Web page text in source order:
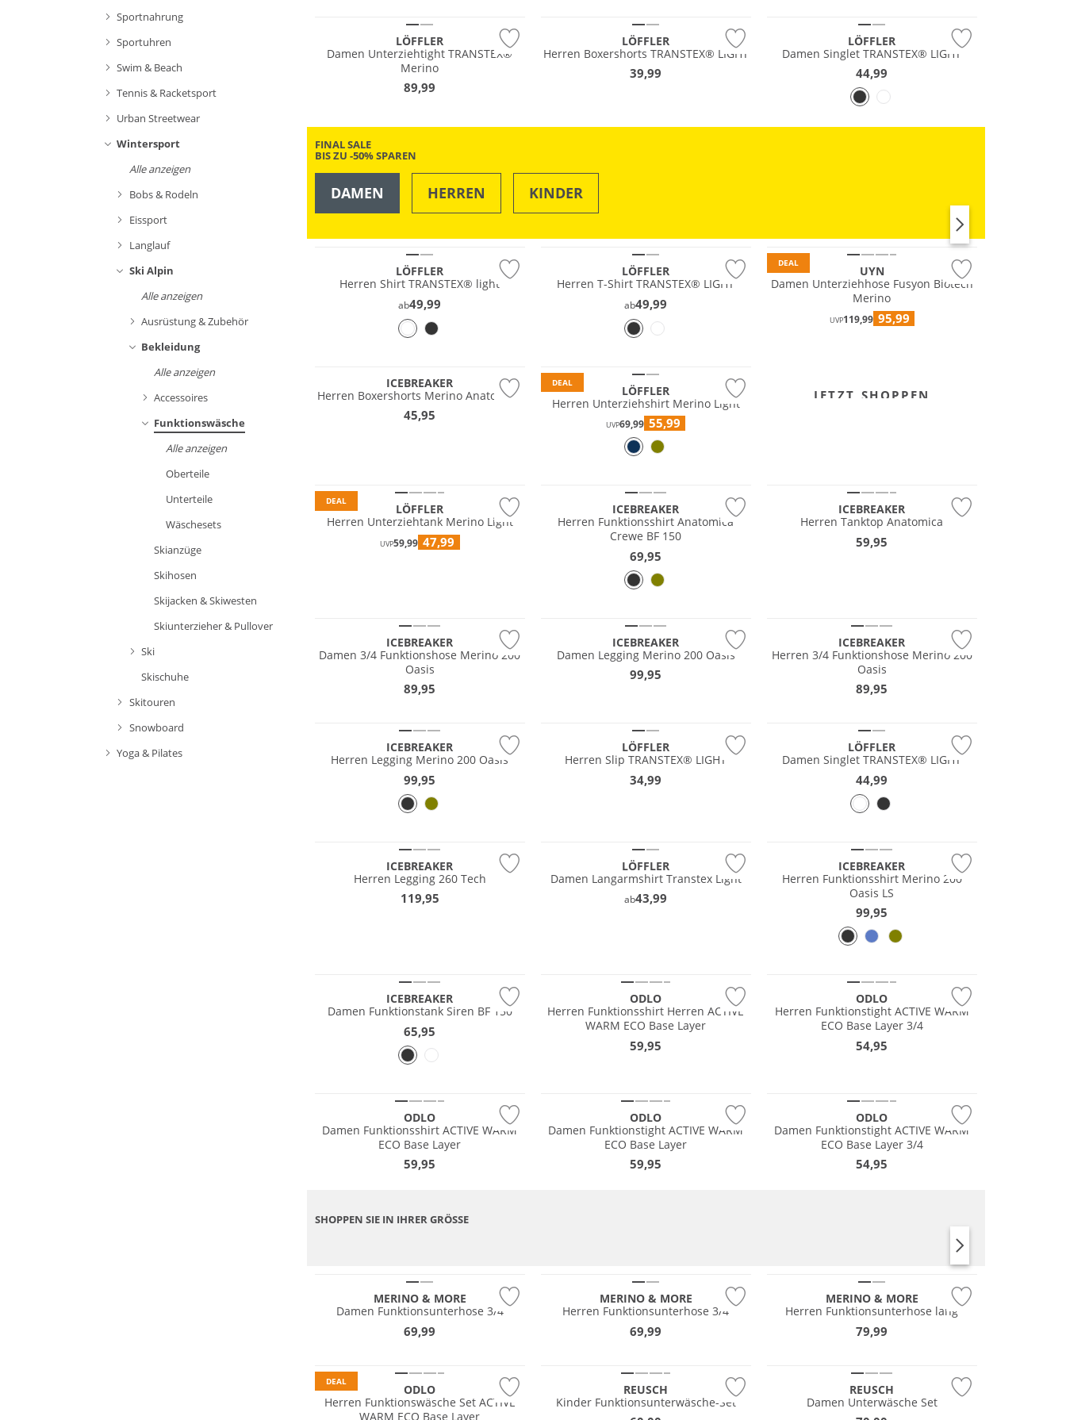
Sportnahrung
Sportuhren
Swim & Beach
Tennis & Racketsport
Urban Streetwear
Wintersport
Alle anzeigen
Bobs & Rodeln
Eissport
Langlauf
Ski Alpin
Alle anzeigen
Ausrüstung & Zubehör
Bekleidung
Alle anzeigen
Accessoires
Funktionswäsche
Alle anzeigen
Oberteile
Unterteile
Wäschesets
Skianzüge
Skihosen
Skijacken & Skiwesten
Skiunterzieher & Pullover
Ski
Skischuhe
Skitouren
Snowboard
Yoga & Pilates
LÖFFLER
Damen Unterziehtight TRANSTEX®
Merino
89,99
LÖFFLER
Herren Boxershorts TRANSTEX® LIGHT
39,99
LÖFFLER
Damen Singlet TRANSTEX® LIGHT
44,99
FINAL SALE
BIS ZU -50% SPAREN
DAMEN HERREN KINDER
LÖFFLER
Herren Shirt TRANSTEX® light
ab49,99
LÖFFLER
Herren T-Shirt TRANSTEX® LIGHT
ab49,99
DEAL
UYN
Damen Unterziehhose Fusyon Biotech
Merino
UVP119,99 95,99
ICEBREAKER
Herren Boxershorts Merino Anatomica
45,95
DEAL
LÖFFLER
Herren Unterziehshirt Merino Light
UVP69,99 55,99
JETZT SHOPPEN
DEAL
LÖFFLER
Herren Unterziehtank Merino Light
UVP59,99 47,99
ICEBREAKER
Herren Funktionsshirt Anatomica
Crewe BF 150
69,95
ICEBREAKER
Herren Tanktop Anatomica
59,95
ICEBREAKER
Damen 3/4 Funktionshose Merino 200
Oasis
89,95
ICEBREAKER
Damen Legging Merino 200 Oasis
99,95
ICEBREAKER
Herren 3/4 Funktionshose Merino 200
Oasis
89,95
ICEBREAKER
Herren Legging Merino 200 Oasis
99,95
LÖFFLER
Herren Slip TRANSTEX® LIGHT
34,99
LÖFFLER
Damen Singlet TRANSTEX® LIGHT
44,99
ICEBREAKER
Herren Legging 260 Tech
119,95
LÖFFLER
Damen Langarmshirt Transtex Light
ab43,99
ICEBREAKER
Herren Funktionsshirt Merino 200
Oasis LS
99,95
ICEBREAKER
Damen Funktionstank Siren BF 150
65,95
ODLO
Herren Funktionsshirt Herren ACTIVE
WARM ECO Base Layer
59,95
ODLO
Herren Funktionstight ACTIVE WARM
ECO Base Layer 3/4
54,95
ODLO
Damen Funktionsshirt ACTIVE WARM
ECO Base Layer
59,95
ODLO
Damen Funktionstight ACTIVE WARM
ECO Base Layer
59,95
ODLO
Damen Funktionstight ACTIVE WARM
ECO Base Layer 3/4
54,95
SHOPPEN SIE IN IHRER GRÖSSE
MERINO & MORE
Damen Funktionsunterhose 3/4
69,99
MERINO & MORE
Herren Funktionsunterhose 3/4
69,99
MERINO & MORE
Herren Funktionsunterhose lang
79,99
DEAL
ODLO
Herren Funktionswäsche Set ACTIVE
WARM ECO Base Layer
REUSCH
Kinder Funktionsunterwäsche-Set
REUSCH
Damen Unterwäsche Set